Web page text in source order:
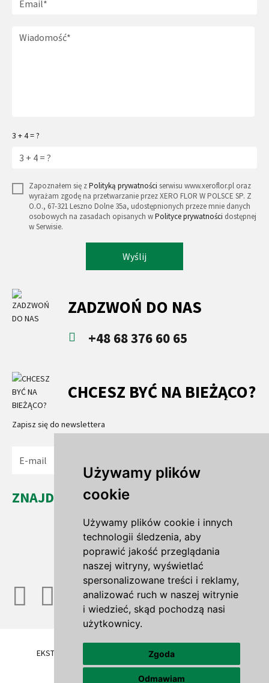
Używamy plików
cookie
Używamy plików cookie i innych
technologii śledzenia, aby
poprawić jakość przeglądania
naszej witryny, wyświetlać
spersonalizowane treści i reklamy,
analizować ruch w naszej witrynie
i wiedzieć, skąd pochodzą nasi
użytkownicy.
Zgoda
Odmawiam
3 + 4 = ?
Zapoznałem się zPolityką prywatności serwisu www.xeroflor.pl oraz
wyrażam zgodę na przetwarzanie przez XERO FLOR W POLSCE SP. Z
O.O., 67-321 Leszno Dolne 35a, udostępnionych przeze mnie danych
osobowych na zasadach opisanych wPolityce prywatności dostępnej
w Serwisie.
Wyślij
ZADZWOŃ DO NAS
+48 68 376 60 65
CHCESZ BYĆ NA BIEŻĄCO?
Zapisz się do newslettera
ZNAJDŹ NAS...
Leszno Dolne 35a
67-321 Leszno Górne
woj. lubuskie
EKSTENSYWNE DACHY ZIELONE
TRAWNIKI ROLOWANE
OFERTA